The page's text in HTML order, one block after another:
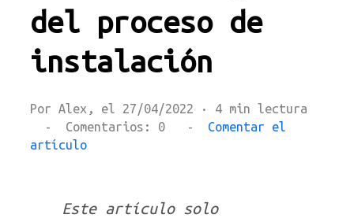
del proceso de
instalación
Por Alex, el 27/04/2022 · 4 min lectura
- Comentarios: 0 - Comentar el
artículo
Este artículo solo